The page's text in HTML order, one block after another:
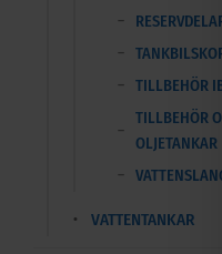
TILLBEHÖR
TILLBEHÖR
OLJETANKAR
VATTENTANKAR